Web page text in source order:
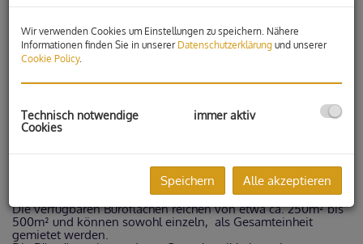
Ihr Unternehmen!
Es stehen verschiedene Lagerflächen mit LKW -Rampen ,
Büros in unterschiedlichen Größen zur Vermietung.
Die verfügbaren Büroflächen reichen von etwa ca. 250m² bis
500m² und können sowohl einzeln, als Gesamteinheit
gemietet werden.
Wir verwenden Cookies um Einstellungen zu speichern. Nähere
Informationen finden Sie in unserer Datenschutzerklärung und unserer
Cookie Policy.
Technisch notwendige
Cookies
immer aktiv
Speichern Alle akzeptieren